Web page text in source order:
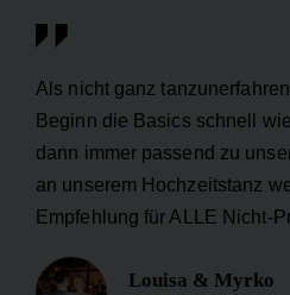
Als nicht ganz
Beginn die Basics schnell
dann immer passend zu
an unserem Hochzeitstanz
Empfehlung für ALLE Nicht-
Louisa & Myrko